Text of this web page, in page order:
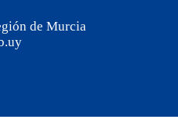
de Murcia